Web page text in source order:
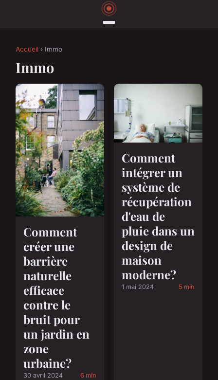
Accueil › Immo
Immo
Comment
créer une
barrière
naturelle
efficace
contre le
bruit pour
un jardin en
zone
urbaine?
30 avril 2024 6 min
Comment
intégrer un
système de
récupération
d'eau de
pluie dans un
design de
maison
moderne?
1 mai 2024 5 min